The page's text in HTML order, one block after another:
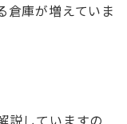
倉庫が増えていま